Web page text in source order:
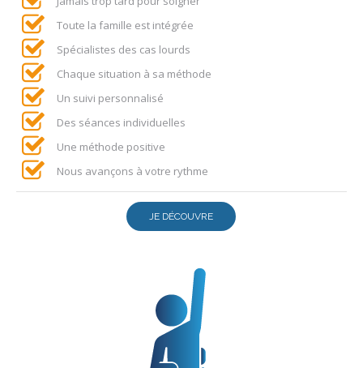
Toute la famille est intégrée
Spécialistes des cas lourds
Chaque situation à sa méthode
Un suivi personnalisé
Des séances individuelles
Une méthode positive
Nous avançons à votre rythme
JE DÉCOUVRE